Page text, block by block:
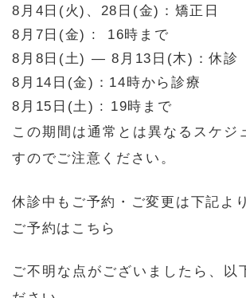
8月4日(火)、28日(金)：矯正日
8月7日(金) : 16時まで
8月8日(土) — 8月13日(木) ：休診
8月14日(金)：14時から診療
8月15日(土) : 19時まで
この期間は通常とは異なるスケジ
すのでご注意ください。
休診中もご予約・ご変更は下記よ
ご予約はこちら
ご不明な点がございましたら、以